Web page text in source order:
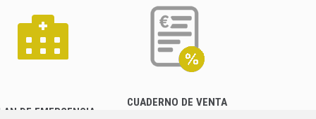
DE EMERGENCIA
CUADERNO DE VENTA